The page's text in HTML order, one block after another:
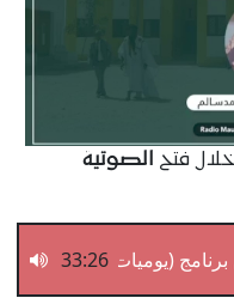
فتح الصوتية
(يوميات مدرس)
33:26